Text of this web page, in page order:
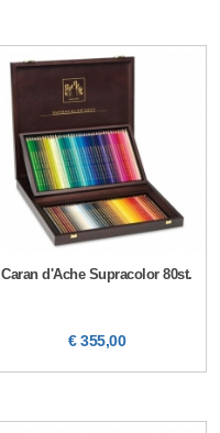
Caran d'Ache Supracolor 80st.
€ 355,00